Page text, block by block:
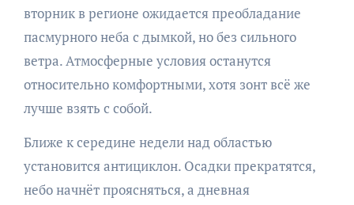
вторник в регионе ожидается преобладание
пасмурного неба с дымкой, но без сильного
ветра. Атмосферные условия останутся
относительно комфортными, хотя зонт всё же
лучше взять с собой.
Ближе к середине недели над областью
установится антициклон. Осадки прекратятся,
небо начнёт проясняться, а дневная